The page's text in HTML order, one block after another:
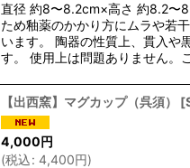
直径 約8〜8.2cm×高さ 約8.2〜
ため釉薬のかかり方にムラや若
います。 陶器の性質上、貫入や
す。 使用上は問題ありません。
【出西窯】マグカップ（呉須） [
4,000円
(税込: 4,400円)